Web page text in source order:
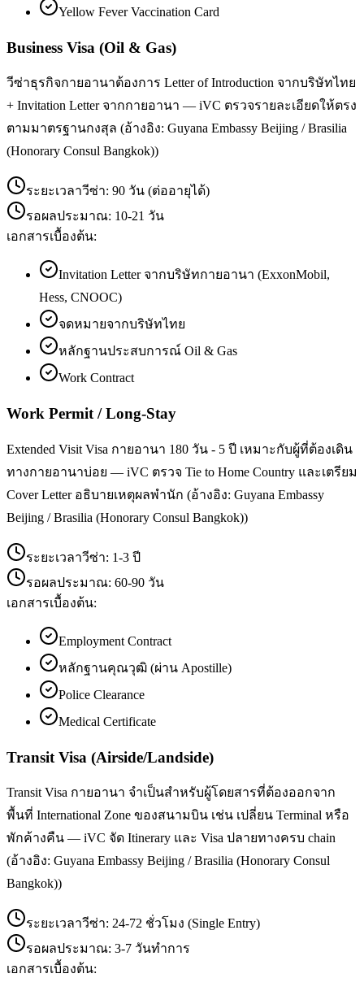
Yellow Fever Vaccination Card
Business Visa (Oil & Gas)
วีซ่าธุรกิจกายอานาต้องการ Letter of Introduction จากบริษัทไทย
+ Invitation Letter จากกายอานา — iVC ตรวจรายละเอียดให้ตรง
ตามมาตรฐานกงสุล (อ้างอิง: Guyana Embassy Beijing / Brasilia
(Honorary Consul Bangkok))
ระยะเวลาวีซ่า: 90 วัน (ต่ออายุได้)
รอผลประมาณ: 10-21 วัน
เอกสารเบื้องต้น:
Invitation Letter จากบริษัทกายอานา (ExxonMobil,
Hess, CNOOC)
จดหมายจากบริษัทไทย
หลักฐานประสบการณ์ Oil & Gas
Work Contract
Work Permit / Long-Stay
Extended Visit Visa กายอานา 180 วัน - 5 ปี เหมาะกับผู้ที่ต้องเดิน
ทางกายอานาบ่อย — iVC ตรวจ Tie to Home Country และเตรียม
Cover Letter อธิบายเหตุผลพำนัก (อ้างอิง: Guyana Embassy
Beijing / Brasilia (Honorary Consul Bangkok))
ระยะเวลาวีซ่า: 1-3 ปี
รอผลประมาณ: 60-90 วัน
เอกสารเบื้องต้น:
Employment Contract
หลักฐานคุณวุฒิ (ผ่าน Apostille)
Police Clearance
Medical Certificate
Transit Visa (Airside/Landside)
Transit Visa กายอานา จำเป็นสำหรับผู้โดยสารที่ต้องออกจาก
พื้นที่ International Zone ของสนามบิน เช่น เปลี่ยน Terminal หรือ
พักค้างคืน — iVC จัด Itinerary และ Visa ปลายทางครบ chain
(อ้างอิง: Guyana Embassy Beijing / Brasilia (Honorary Consul
Bangkok))
ระยะเวลาวีซ่า: 24-72 ชั่วโมง (Single Entry)
รอผลประมาณ: 3-7 วันทำการ
เอกสารเบื้องต้น: